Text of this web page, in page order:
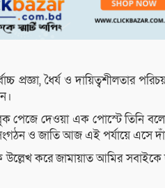
প্রজ্ঞা, ধৈর্য ও দায়িত্বশীলতার
পেজে দেওয়া এক পোস্টে তিনি
ও জাতি আজ এই পর্যায়ে এসে
করে জামায়াত আমির